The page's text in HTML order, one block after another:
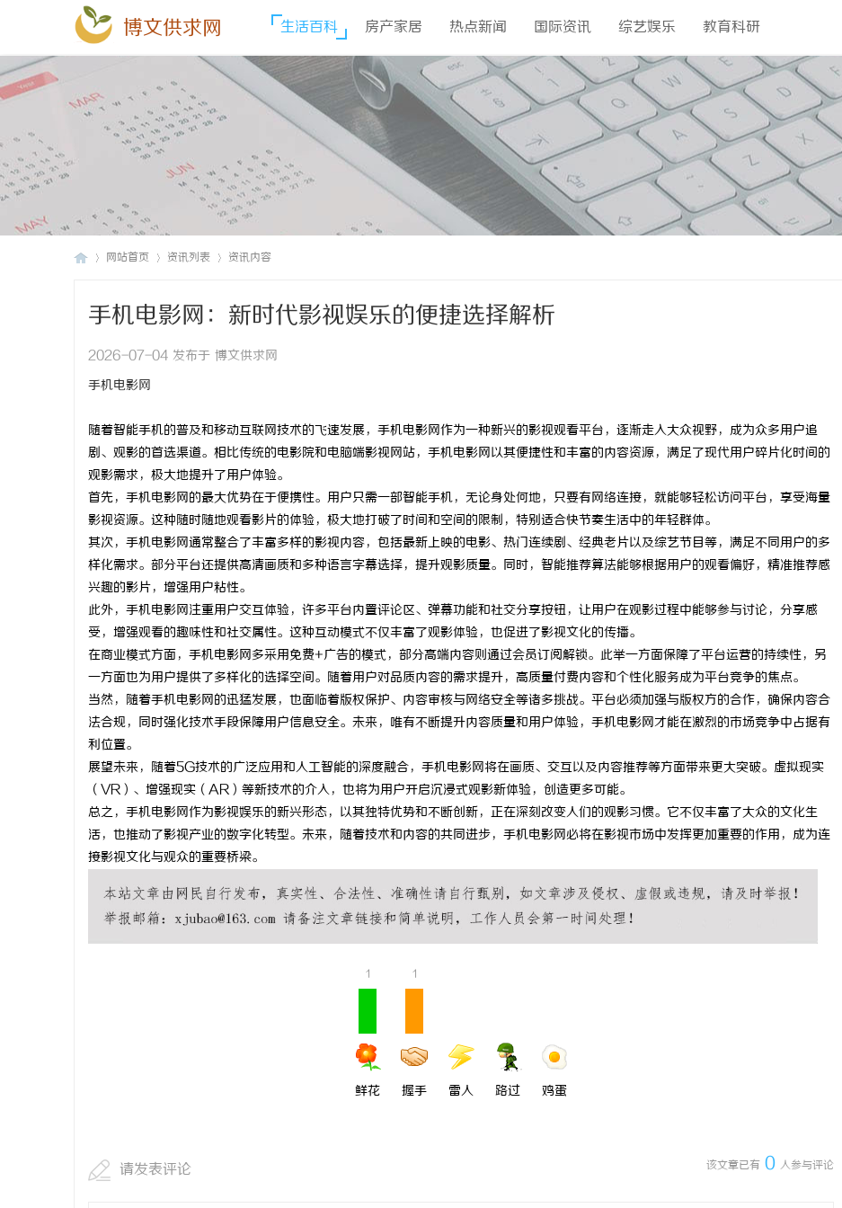
博文供求网 生活百科 房产家居 热点新闻 国际资讯 综艺娱乐 教育科研
网站首页 资讯列表 资讯内容
手机电影网：新时代影视娱乐的便捷选择解析
2026-07-04 发布于 博文供求网
手机电影网
随着智能手机的普及和移动互联网技术的飞速发展，手机电影网作为一种新兴的影视观看平台，逐渐走入大众视野，成为众多用户追
剧、观影的首选渠道。相比传统的电影院和电脑端影视网站，手机电影网以其便捷性和丰富的内容资源，满足了现代用户碎片化时间的
观影需求，极大地提升了用户体验。
首先，手机电影网的最大优势在于便携性。用户只需一部智能手机，无论身处何地，只要有网络连接，就能够轻松访问平台，享受海量
影视资源。这种随时随地观看影片的体验，极大地打破了时间和空间的限制，特别适合快节奏生活中的年轻群体。
其次，手机电影网通常整合了丰富多样的影视内容，包括最新上映的电影、热门连续剧、经典老片以及综艺节目等，满足不同用户的多
样化需求。部分平台还提供高清画质和多种语言字幕选择，提升观影质量。同时，智能推荐算法能够根据用户的观看偏好，精准推荐感
兴趣的影片，增强用户粘性。
此外，手机电影网注重用户交互体验，许多平台内置评论区、弹幕功能和社交分享按钮，让用户在观影过程中能够参与讨论，分享感
受，增强观看的趣味性和社交属性。这种互动模式不仅丰富了观影体验，也促进了影视文化的传播。
在商业模式方面，手机电影网多采用免费+广告的模式，部分高端内容则通过会员订阅解锁。此举一方面保障了平台运营的持续性，另
一方面也为用户提供了多样化的选择空间。随着用户对品质内容的需求提升，高质量付费内容和个性化服务成为平台竞争的焦点。
当然，随着手机电影网的迅猛发展，也面临着版权保护、内容审核与网络安全等诸多挑战。平台必须加强与版权方的合作，确保内容合
法合规，同时强化技术手段保障用户信息安全。未来，唯有不断提升内容质量和用户体验，手机电影网才能在激烈的市场竞争中占据有
利位置。
展望未来，随着5G技术的广泛应用和人工智能的深度融合，手机电影网将在画质、交互以及内容推荐等方面带来更大突破。虚拟现实
（VR）、增强现实（AR）等新技术的介入，也将为用户开启沉浸式观影新体验，创造更多可能。
总之，手机电影网作为影视娱乐的新兴形态，以其独特优势和不断创新，正在深刻改变人们的观影习惯。它不仅丰富了大众的文化生
活，也推动了影视产业的数字化转型。未来，随着技术和内容的共同进步，手机电影网必将在影视市场中发挥更加重要的作用，成为连
接影视文化与观众的重要桥梁。
1
鲜花
1
握手 雷人 路过 鸡蛋
该文章已有 0 人参与评论
请发表评论
武汉配眼镜 上海配眼镜 贝净 AC 国际医疗实验室，标准化研发体系